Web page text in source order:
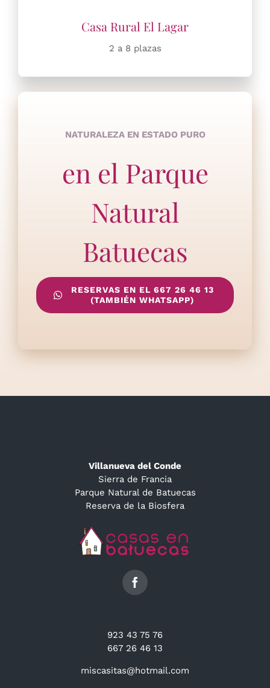
2 a 8 plazas
NATURALEZA EN ESTADO PURO
en el Parque
Natural
Batuecas
RESERVAS EN EL 667 26 46 13
(TAMBIÉN WHATSAPP)
Villanueva del Conde
Sierra de Francia
Parque Natural de Batuecas
Reserva de la Biosfera
923 43 75 76
667 26 46 13
miscasitas@hotmail.com